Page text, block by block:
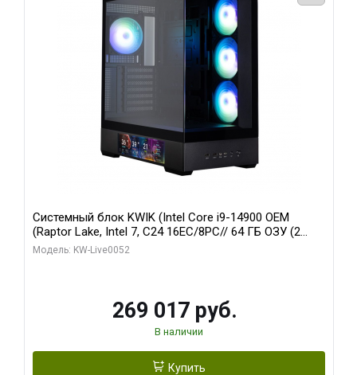
Системный блок KWIK (Intel Core i9-14900 OEM
(Raptor Lake, Intel 7, C24 16EC/8PC// 64 ГБ ОЗУ (2
модуля)/ Palit RTX5080 GAMINGPRO OC 16GB GDDR7
Модель: KW-Live0052
269 017 руб.
В наличии
Купить